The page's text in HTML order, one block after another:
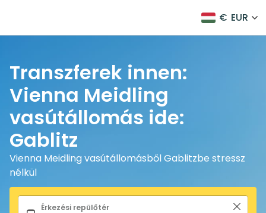
€ EUR
Transzferek innen:
Vienna Meidling
vasútállomás ide:
Gablitz
Vienna Meidling vasútállomásből Gablitzbe stressz
nélkül
Keresőűrlap
Érkezési repülőtér